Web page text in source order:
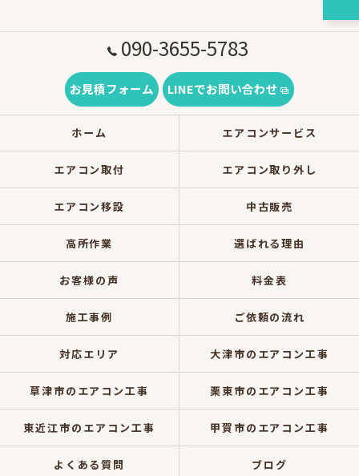
090-3655-5783
お見積フォーム LINEでお問い合わせ
ホーム エアコンサービス
エアコン取付 エアコン取り外し
エアコン移設 中古販売
高所作業 選ばれる理由
お客様の声 料金表
施工事例 ご依頼の流れ
対応エリア 大津市のエアコン工事
草津市のエアコン工事 栗東市のエアコン工事
東近江市のエアコン工事 甲賀市のエアコン工事
よくある質問 ブログ